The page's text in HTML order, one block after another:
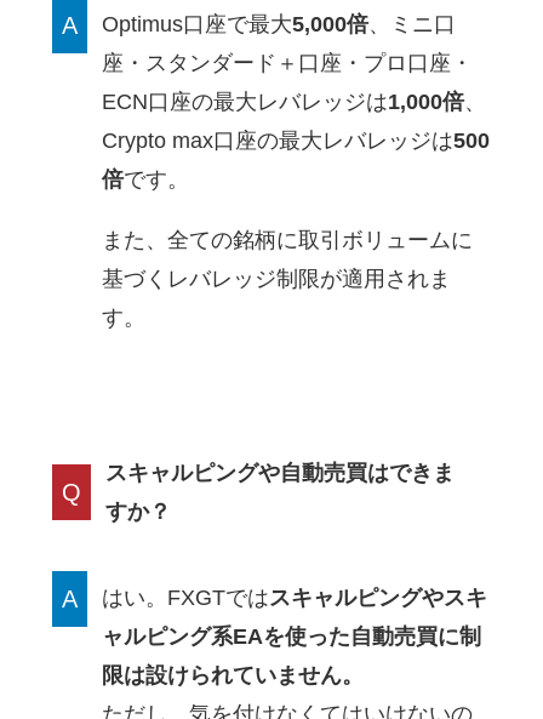
A Optimus口座で最大5,000倍、ミニ口
座・スタンダード＋口座・プロ口座・
ECN口座の最大レバレッジは1,000倍、
Crypto max口座の最大レバレッジは500
倍です。
また、全ての銘柄に取引ボリュームに
基づくレバレッジ制限が適用されま
す。
Q
スキャルピングや自動売買はできま
すか？
A はい。FXGTではスキャルピングやスキ
ャルピング系EAを使った自動売買に制
限は設けられていません。
ただし、気を付けなくてはいけないの